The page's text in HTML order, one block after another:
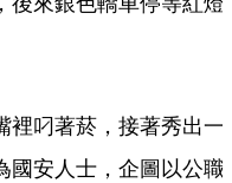
裡叼著菸，接著秀出一
國安人士，企圖以公職